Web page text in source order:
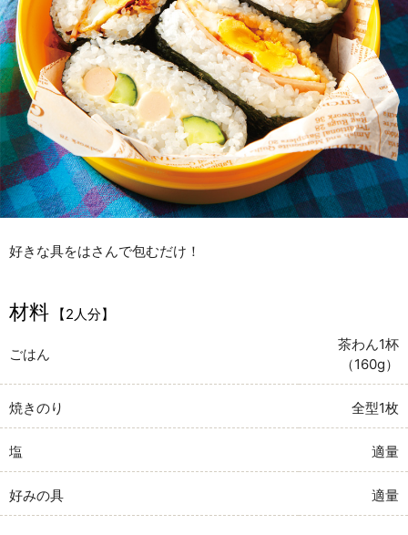
好きな具をはさんで包むだけ！
材料 【2人分】
ごはん
茶わん1杯
（160g）
焼きのり 全型1枚
塩 適量
好みの具 適量